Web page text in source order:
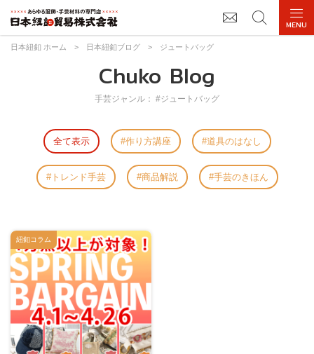
日本紐釦 ホーム > 日本紐釦ブログ > ジュートバッグ
Chuko Blog
手芸ジャンル： #ジュートバッグ
全て表示 作り方講座 道具のはなし
トレンド手芸 商品解説 手芸のきほん
紐釦コラム